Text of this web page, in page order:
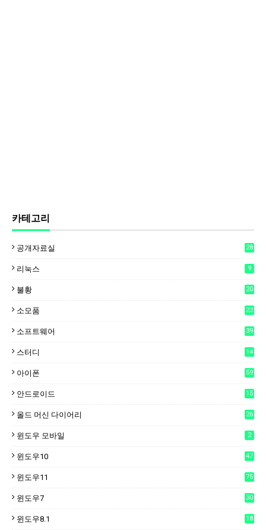
카테고리
공개자료실 28
리눅스 9
불황 20
소모품 22
소프트웨어 39
스터디 14
아이폰 59
안드로이드
15
올드 머신 다이어리 26
윈도우 모바일 2
윈도우10 47
윈도우11 75
윈도우7 30
윈도우8.1 18